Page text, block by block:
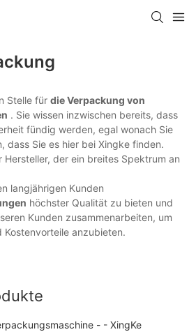
Stelle für die Verpackung von
. Sie wissen inzwischen bereits, dass
fündig werden, egal wonach Sie
dass Sie es hier bei Xingke finden.
der ein breites Spektrum an
langjährigen Kunden
höchster Qualität zu bieten und
Kunden zusammenarbeiten, um
anzubieten.